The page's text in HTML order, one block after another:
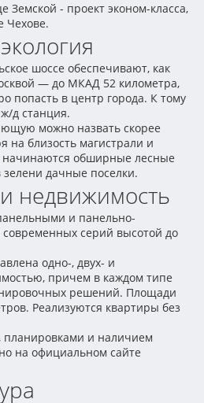
Земской - проект эконом-класса,
Чехове.
шоссе обеспечивают, как
— до МКАД 52 километра,
попасть в центр города. К тому
д станция.
можно назвать скорее
на близость магистрали и
обширные лесные
дачные поселки.
недвижимость
и панельно-
серий высотой до
одно-, двух- и
причем в каждом типе
решений. Площади
Реализуются квартиры без
планировками и наличием
на официальном сайте